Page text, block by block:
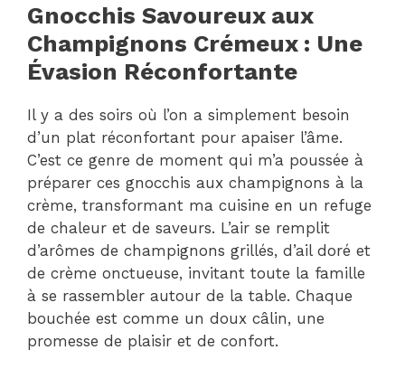
Gnocchis Savoureux aux
Champignons Crémeux : Une
Évasion Réconfortante
Il y a des soirs où l’on a simplement besoin
d’un plat réconfortant pour apaiser l’âme.
C’est ce genre de moment qui m’a poussée à
préparer ces gnocchis aux champignons à la
crème, transformant ma cuisine en un refuge
de chaleur et de saveurs. L’air se remplit
d’arômes de champignons grillés, d’ail doré et
de crème onctueuse, invitant toute la famille
à se rassembler autour de la table. Chaque
bouchée est comme un doux câlin, une
promesse de plaisir et de confort.